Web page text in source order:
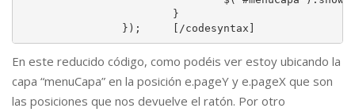
		});	[/codesyntax]
En este reducido código, como podéis ver estoy ubicando la
capa “menuCapa” en la posición e.pageY y e.pageX que son
las posiciones que nos devuelve el ratón. Por otro